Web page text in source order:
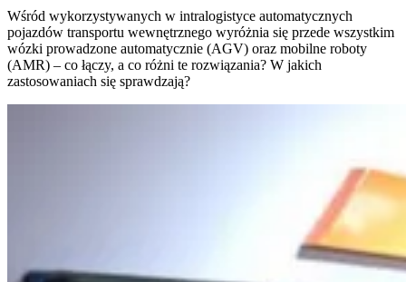
Wśród wykorzystywanych w intralogistyce automatycznych
pojazdów transportu wewnętrznego wyróżnia się przede wszystkim
wózki prowadzone automatycznie (AGV) oraz mobilne roboty
(AMR) – co łączy, a co różni te rozwiązania? W jakich
zastosowaniach się sprawdzają?